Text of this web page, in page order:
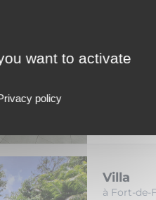
à Fort-
Villa
à Fort-de-
want to activate
policy